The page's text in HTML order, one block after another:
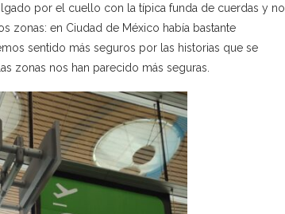
por el cuello con la típica funda de cuerdas y no
zonas: en Ciudad de México había bastante
sentido más seguros por las historias que se
zonas nos han parecido más seguras.